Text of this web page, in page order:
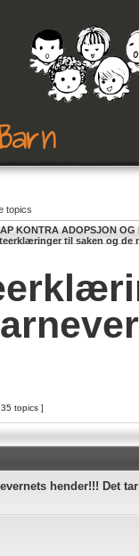
topics
KONTRA ADOPSJON OG
til saken og de
topics ]
hender!!! Det